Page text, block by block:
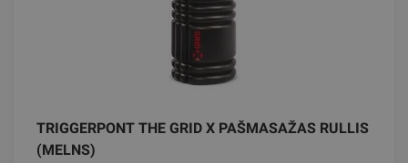
TRIGGERPONT THE GRID X PAŠMASAŽAS RULLIS
(MELNS)